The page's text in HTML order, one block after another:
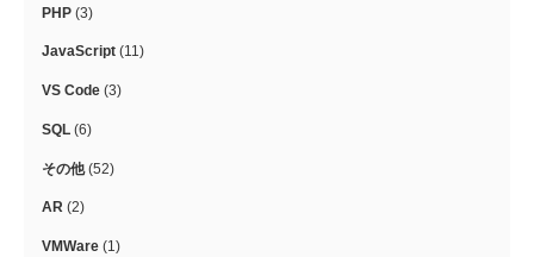
PHP (3)
JavaScript (11)
VS Code (3)
SQL (6)
その他(52)
AR (2)
VMWare (1)